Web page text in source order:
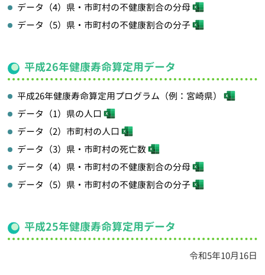
データ（4）県・市町村の不健康割合の分母
データ（5）県・市町村の不健康割合の分子
平成26年健康寿命算定用データ
平成26年健康寿命算定用プログラム（例：宮崎県）
データ（1）県の人口
データ（2）市町村の人口
データ（3）県・市町村の死亡数
データ（4）県・市町村の不健康割合の分母
データ（5）県・市町村の不健康割合の分子
平成25年健康寿命算定用データ
令和5年10月16日